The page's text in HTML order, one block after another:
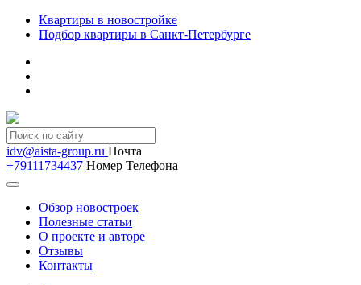
Квартиры в новостройке
Подбор квартиры в Санкт-Петербурге
idv@aista-group.ru Почта
+79111734437 Номер Телефона
Обзор новостроек
Полезные статьи
О проекте и авторе
Отзывы
Контакты